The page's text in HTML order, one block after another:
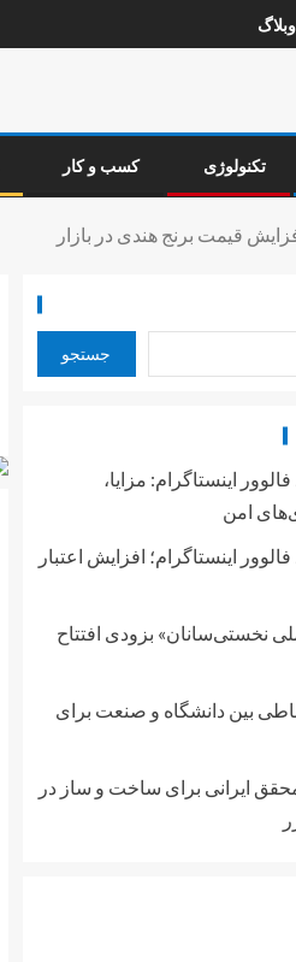
وبلاگ
تکنولوژی کسب و کار
قیمت برنج هندی در بازار
جستجو
اینستاگرام: مزایا،
امن
اینستاگرام؛ افزایش اعتبار
نخستی‌سانان» بزودی افتتاح
بین دانشگاه و صنعت برای
محقق ایرانی برای ساخت و ساز در